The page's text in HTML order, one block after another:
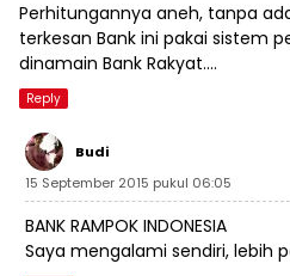
Perhitungannya aneh, tanpa
terkesan Bank ini pakai sistem
dinamain Bank Rakyat….
Reply
Budi
15 September 2015 pukul 06:05
BANK RAMPOK INDONESIA
Saya mengalami sendiri, lebih